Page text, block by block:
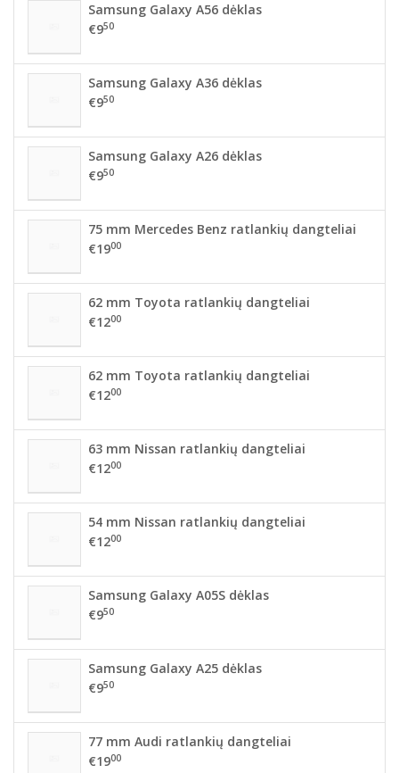
Samsung Galaxy A56 dėklas
€950
Samsung Galaxy A36 dėklas
€950
Samsung Galaxy A26 dėklas
€950
75 mm Mercedes Benz ratlankių dangteliai
€1900
62 mm Toyota ratlankių dangteliai
€1200
62 mm Toyota ratlankių dangteliai
€1200
63 mm Nissan ratlankių dangteliai
€1200
54 mm Nissan ratlankių dangteliai
€1200
Samsung Galaxy A05S dėklas
€950
Samsung Galaxy A25 dėklas
€950
77 mm Audi ratlankių dangteliai
€1900